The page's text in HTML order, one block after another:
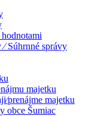
Súhrnné správy
majetku
majetku
obce Šumiac